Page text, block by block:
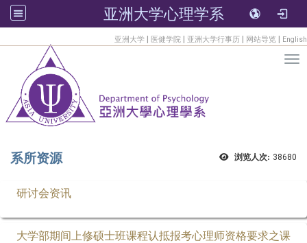
亚洲大学心理学系
亚洲大学 | 医健学院 | 亚洲大学行事历 | 网站导览 | English
浏览人次: 38680
系所资源
研讨会资讯
大学部期间上修硕士班课程认抵报考心理师资格要求之课